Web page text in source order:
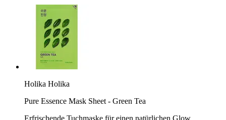
Holika Holika
Pure Essence Mask Sheet - Green Tea
Erfrischende Tuchmaske für einen natürlichen Glow